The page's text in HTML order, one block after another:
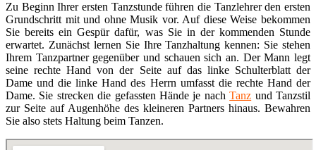
Zu Beginn Ihrer ersten Tanzstunde führen die Tanzlehrer den ersten
Grundschritt mit und ohne Musik vor. Auf diese Weise bekommen
Sie bereits ein Gespür dafür, was Sie in der kommenden Stunde
erwartet. Zunächst lernen Sie Ihre Tanzhaltung kennen: Sie stehen
Ihrem Tanzpartner gegenüber und schauen sich an. Der Mann legt
seine rechte Hand von der Seite auf das linke Schulterblatt der
Dame und die linke Hand des Herrn umfasst die rechte Hand der
Dame. Sie strecken die gefassten Hände je nachTanz und Tanzstil
zur Seite auf Augenhöhe des kleineren Partners hinaus. Bewahren
Sie also stets Haltung beim Tanzen.